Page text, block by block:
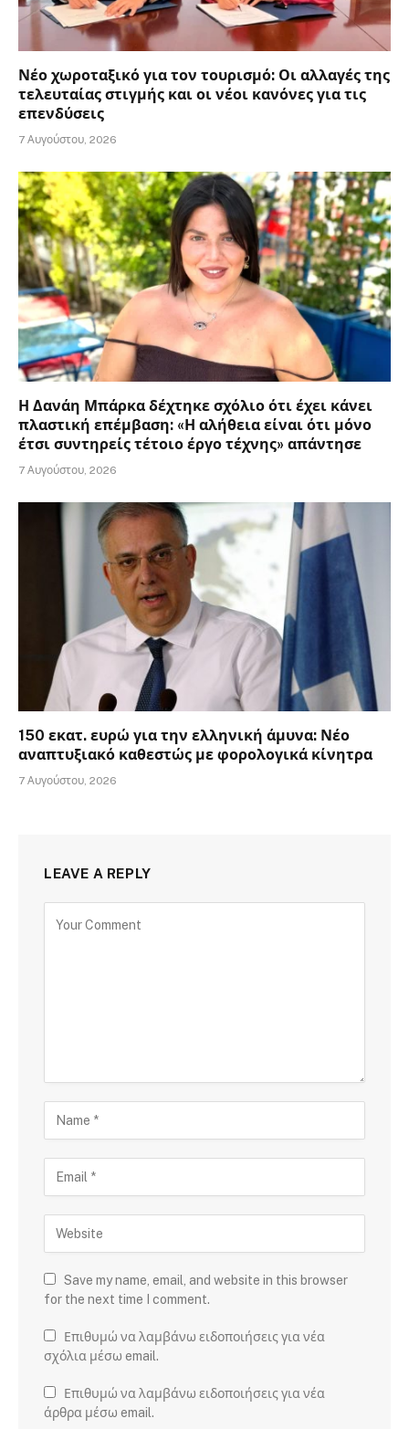
Νέο χωροταξικό για τον τουρισμό: Οι αλλαγές της
τελευταίας στιγμής και οι νέοι κανόνες για τις
επενδύσεις
7 Αυγούστου, 2026
Η Δανάη Μπάρκα δέχτηκε σχόλιο ότι έχει κάνει
πλαστική επέμβαση: «Η αλήθεια είναι ότι μόνο
έτσι συντηρείς τέτοιο έργο τέχνης» απάντησε
7 Αυγούστου, 2026
150 εκατ. ευρώ για την ελληνική άμυνα: Νέο
αναπτυξιακό καθεστώς με φορολογικά κίνητρα
7 Αυγούστου, 2026
LEAVE A REPLY
Save my name, email, and website in this browser
for the next time I comment.
Επιθυμώ να λαμβάνω ειδοποιήσεις για νέα
σχόλια μέσω email.
Επιθυμώ να λαμβάνω ειδοποιήσεις για νέα
άρθρα μέσω email.